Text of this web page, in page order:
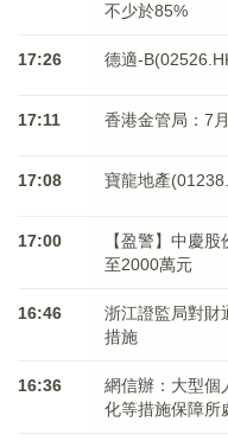
不少於85%
17:26 德適-
17:11 香港金管局：7
17:08 寶龍地產
17:00
【盈警】中慶
至2000萬元
16:46
浙江證監局對財
措施
16:36
網信辦：大型個
化等措施保障所